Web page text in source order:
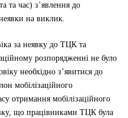
та час) з’явлення до
на виклик.
за неявку до ТЦК та
розпорядженні не було
необхідно з’явитися до
мобілізаційного
отримання мобілізаційного
що працівниками ТЦК була